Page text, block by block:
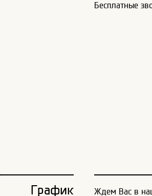
Бесплатные
График
Ждем Вас в